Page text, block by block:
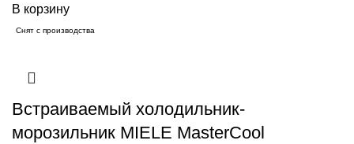
В корзину
Снят с производства
Встраиваемый холодильник-
морозильник MIELE MasterCool